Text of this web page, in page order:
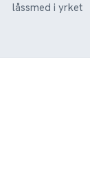
låssmed i yrket